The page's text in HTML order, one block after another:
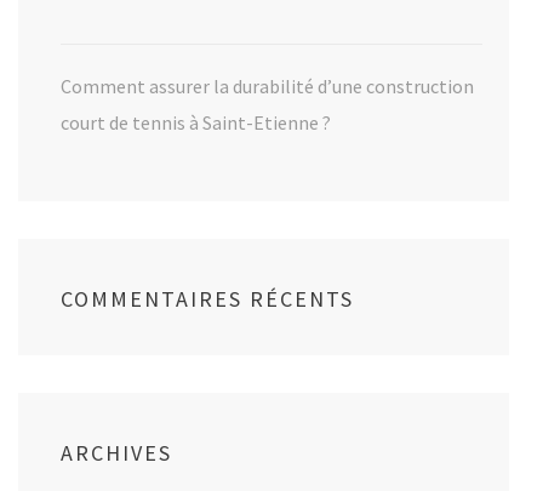
Comment assurer la durabilité d’une construction
court de tennis à Saint-Etienne ?
COMMENTAIRES RÉCENTS
ARCHIVES